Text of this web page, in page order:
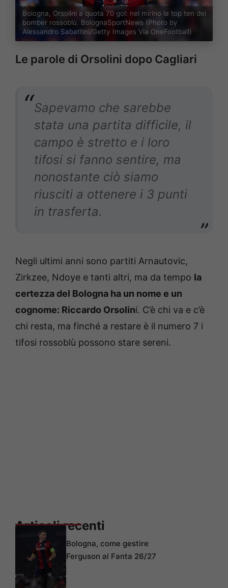
Bologna, Orsolini a quota 70 gol: nel mirino la top ten dei
bomber rossoblù. BolognaSportNews (Photo by
Alessandro Sabattini/Getty Images Via OneFootball)
Le parole di Orsolini dopo Cagliari
Sapevamo che sarebbe
stata una partita difficile, il
campo è stretto e i loro
tifosi si fanno sentire, ma
nonostante ciò siamo
riusciti a ottenere i 3 punti
in trasferta.
Negli ultimi anni sono partiti Arnautovic,
Zirkzee, Ndoye e tanti altri, ma da tempo la
certezza del Bologna ha un nome e un
cognome: Riccardo Orsolini. C’è chi va e c’è
chi resta, ma finché a restare è il numero 7 i
tifosi rossoblù possono stare sereni.
Articoli recenti
Bologna, come gestire
Ferguson al Fanta 26/27